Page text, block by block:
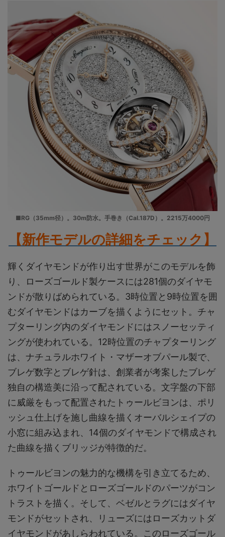
■RG（35mm径）。30m防水。手巻き（Cal.187D）。2215万4000円
【新作モデルの詳細をチェック】
輝くダイヤモンドが作り出す世界がこのモデルを飾
り、ローズゴールド製ケースには281個のダイヤモ
ンドが散りばめられている。3時位置と9時位置を囲
むダイヤモンドはカーブを描くようにセット。チャ
プターリング内のダイヤモンドにはスノーセッティ
ングが使われている。12時位置のチャプターリング
は、ナチュラルホワイト・マザーオブパール製で、
ブレゲ数字とブレゲ針は、創業者が考案したブレゲ
独自の構造美に沿って配されている。文字盤の下部
に威厳をもって配置されたトゥールビヨンは、ポリ
ッシュ仕上げを施し曲線を描くオーバルシェイプの
小窓に組み込まれ、14個のダイヤモンドで構成され
た曲線を描くブリッジが特徴的だ。
トゥールビヨンの魅力的な機構を引き立てるため、
ホワイトゴールドとローズゴールドのパーツがコン
トラストを描く。そして、ベゼルとラグにはダイヤ
モンドがセットされ、リューズにはローズカットダ
イヤモンドがあしらわれている。このローズゴール